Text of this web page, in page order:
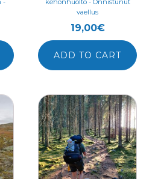
vaellus
19,00€
ADD TO CART